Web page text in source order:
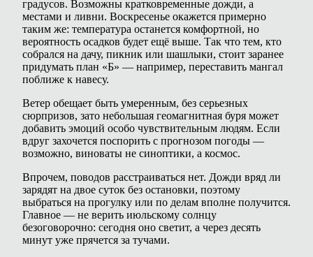
градусов. Возможны кратковременные дожди, а
местами и ливни. Воскресенье окажется примерно
таким же: температура останется комфортной, но
вероятность осадков будет ещё выше. Так что тем, кто
собрался на дачу, пикник или шашлыки, стоит заранее
придумать план «Б» — например, переставить мангал
поближе к навесу.
Ветер обещает быть умеренным, без серьезных
сюрпризов, зато небольшая геомагнитная буря может
добавить эмоций особо чувствительным людям. Если
вдруг захочется поспорить с прогнозом погоды —
возможно, виноваты не синоптики, а космос.
Впрочем, поводов расстраиваться нет. Дожди вряд ли
зарядят на двое суток без остановки, поэтому
выбраться на прогулку или по делам вполне получится.
Главное — не верить июльскому солнцу
безоговорочно: сегодня оно светит, а через десять
минут уже прячется за тучами.